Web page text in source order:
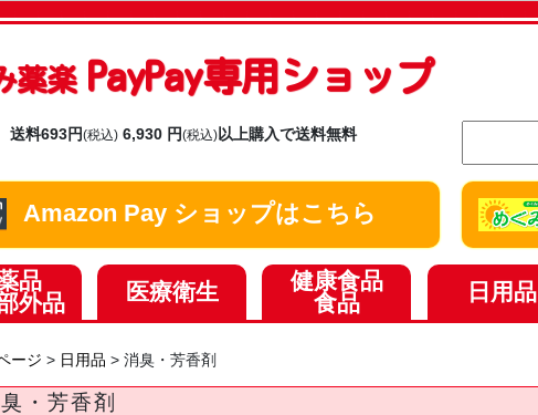
薬楽 PayPay専用ショップ
送料693円(税込) 6,930 円(税込) 以上購入で送料無料
Amazon Pay ショップはこちら
品
外品
医療衛生
健康食品
食品
日用品
ージ > 日用品 > 消臭・芳香剤
・芳香剤